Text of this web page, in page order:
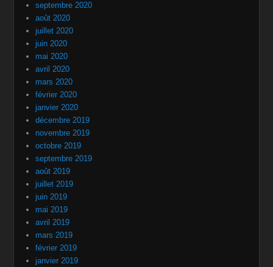
septembre 2020
août 2020
juillet 2020
juin 2020
mai 2020
avril 2020
mars 2020
février 2020
janvier 2020
décembre 2019
novembre 2019
octobre 2019
septembre 2019
août 2019
juillet 2019
juin 2019
mai 2019
avril 2019
mars 2019
février 2019
janvier 2019